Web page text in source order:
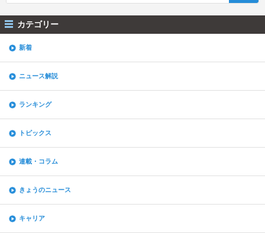
カテゴリー
新着
ニュース解説
ランキング
トピックス
連載・コラム
きょうのニュース
キャリア